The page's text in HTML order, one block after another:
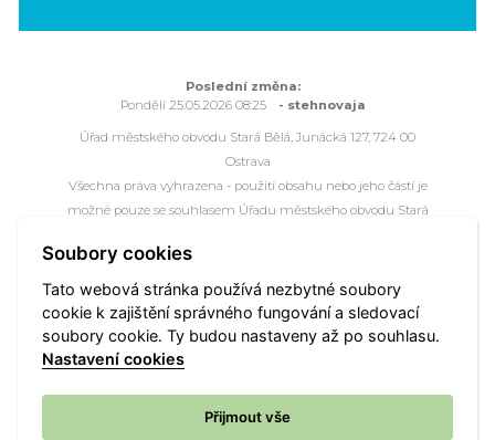
Poslední změna:
Pondělí 25.05.2026 08:25
- stehnovaja
Úřad městského obvodu Stará Bělá, Junácká 127, 724 00
Ostrava
Všechna práva vyhrazena - použití obsahu nebo jeho částí je
možné pouze se souhlasem Úřadu městského obvodu Stará
Webové stránky jsou ve správě společnosti
Mapa portálu Přístupnost Kontakt Webmaster
Vyhledat Nastavení cookies
Soubory cookies
Tato webová stránka používá nezbytné soubory
cookie k zajištění správného fungování a sledovací
soubory cookie. Ty budou nastaveny až po souhlasu.
Nastavení cookies
Přijmout vše